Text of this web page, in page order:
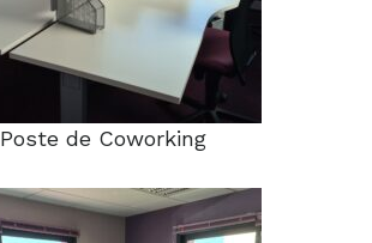
Poste de Coworking